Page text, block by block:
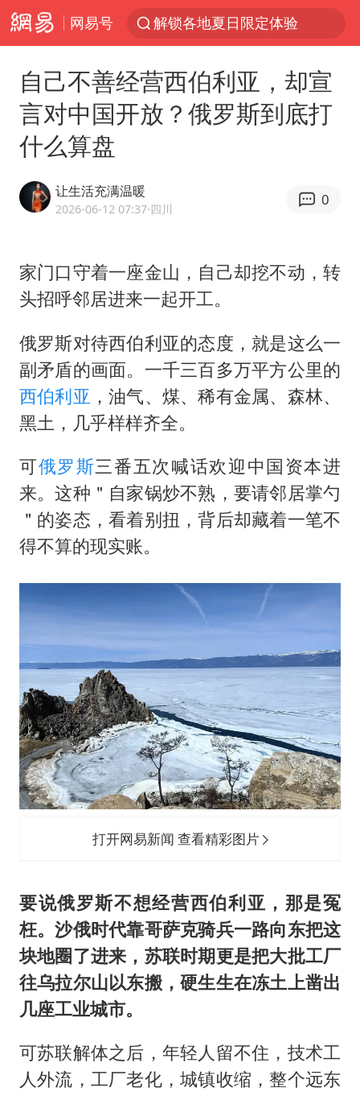
网易号
解锁各地夏日限定体验
台风白海豚闭眼浙江上海处于危险半圆
白海豚将正面袭击贯穿浙江
温州发布告全体市民书：非必要不外出
万岁山接盘烂尾恒大文旅城
多个明星演唱会取消
店主称换“青海拉面”招牌后生意更好
女儿为争财产堵门阻挠父亲出殡
Kimi K3也失控了
自己不善经营西伯利亚，却宣
言对中国开放？俄罗斯到底打
什么算盘
让生活充满温暖
2026-06-12 07:37·四川
0
家门口守着一座金山，自己却挖不动，转
头招呼邻居进来一起开工。
俄罗斯对待西伯利亚的态度，就是这么一
副矛盾的画面。一千三百多万平方公里的
西伯利亚 ，油气、煤、稀有金属、森林、
黑土，几乎样样齐全。
可俄罗斯三番五次喊话欢迎中国资本进
来。这种＂自家锅炒不熟，要请邻居掌勺
＂的姿态，看着别扭，背后却藏着一笔不
得不算的现实账。
打开网易新闻 查看精彩图片
要说俄罗斯不想经营西伯利亚，那是冤
枉。沙俄时代靠哥萨克骑兵一路向东把这
块地圈了进来，苏联时期更是把大批工厂
往乌拉尔山以东搬，硬生生在冻土上凿出
几座工业城市。
可苏联解体之后，年轻人留不住，技术工
人外流，工厂老化，城镇收缩，整个远东